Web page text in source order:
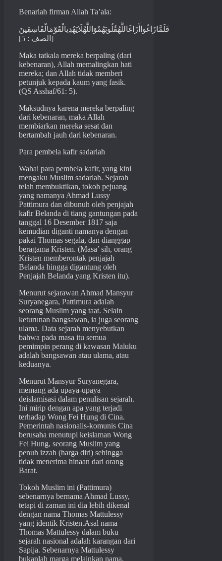
Benarlah firman Allah Ta’ala:
فَلَمَّازَاغُواأَزَاغَاللَّهُقُلُوبَهُمْوَاللَّهُلَايَهْدِيالْقَوْمَالْفَاسِقِينَ
[الصف : 5]
Maka tatkala mereka berpaling (dari
kebenaran), Allah memalingkan hati
mereka; dan Allah tidak memberi
petunjuk kepada kaum yang fasik.
(QS Asshaf/61: 5).
Maksudnya karena mereka berpaling
dari kebenaran, maka Allah
membiarkan mereka sesat dan
bertambah jauh dari kebenaran.
Para pembela kafir sadarlah
Wahai para pembela kafir, yang kini
mengaku Muslim sadarlah. Sejarah
telah membuktikan, tokoh pejuang
yang namanya Ahmad Lussy
Pattimura dan dibunuh oleh penjajah
kafir Belanda di tiang gantungan pada
tanggal 16 Desember 1817 saja
kemudian diganti namanya dengan
pakai Thomas segala, dan dianggap
beragama Kristen. (Masa’ sih, orang
Kristen memberontak penjajah
Belanda hingga digantung oleh
Penjajah Belanda yang Kristen itu).
Menurut sejarawan Ahmad Mansyur
Suryanegara, Pattimura adalah
seorang Muslim yang taat. Selain
keturunan bangsawan, ia juga seorang
ulama. Data sejarah menyebutkan
bahwa pada masa itu semua
pemimpin perang di kawasan Maluku
adalah bangsawan atau ulama, atau
keduanya.
Menurut Mansyur Suryanegara,
memang ada upaya-upaya
deislamisasi dalam penulisan sejarah.
Ini mirip dengan apa yang terjadi
terhadap Wong Fei Hung di Cina.
Pemerintah nasionalis-komunis Cina
berusaha menutupi keislaman Wong
Fei Hung, seorang Muslim yang
penuh izzah (harga diri) sehingga
tidak menerima hinaan dari orang
Barat.
Tokoh Muslim ini (Pattimura)
sebenarnya bernama Ahmad Lussy,
tetapi di zaman ini dia lebih dikenal
dengan nama Thomas Mattulessy
yang identik Kristen.Asal nama
Thomas Mattulessy dalam buku
sejarah nasional adalah karangan dari
Sapija. Sebenarnya Mattulessy
bukanlah marga melainkan nama,